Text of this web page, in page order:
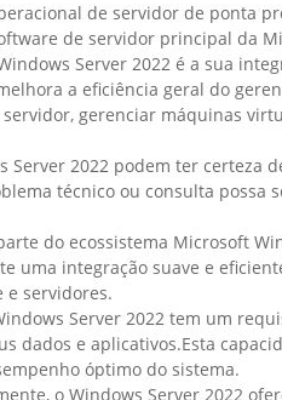
de servidor de ponta
de servidor principal da
Server 2022 é a sua
a eficiência geral do
gerenciar máquinas
Server 2022 podem ter
técnico ou consulta
do ecossistema Microsoft
uma integração suave e
e servidores.
Server 2022 tem um
dados e aplicativos.Esta
óptimo do sistema.
o Windows Server 2022